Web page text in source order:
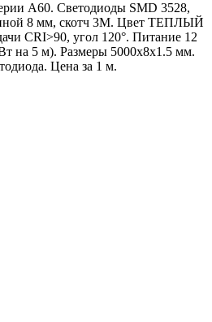
A60. Светодиоды SMD 3528,
8 мм, скотч 3M. Цвет ТЕПЛЫЙ
CRI>90, угол 120°. Питание 12
на 5 м). Размеры 5000x8x1.5 мм.
Цена за 1 м.